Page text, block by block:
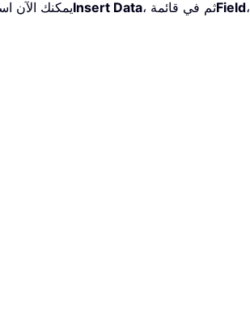
3. يمكنكInsert Data ، ثم في قائمةField، انقر على المعلومات التي